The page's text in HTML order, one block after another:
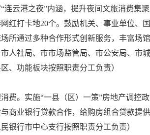
连云港之夜”内涵，提升夜间文旅消费集
红打卡地20个。鼓励机关、事业单位、
所通过多种合作形式创新服务，丰富场
人社局、市市场监管局、市公安局、市
、功能板块按照职责分工负责）
费。实施“一县（区）一策”房地产调控
商业银行贷款合作，给购房组合贷款提
银行市中心支行按照职责分工负责）